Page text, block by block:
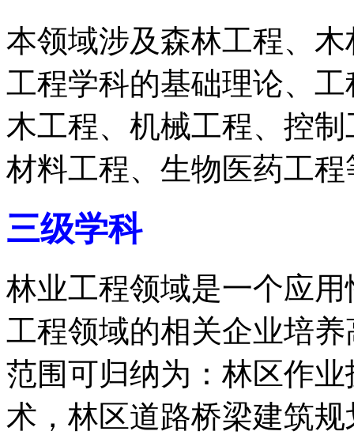
本领域涉及森林工程、
工程学科的基础理论、
木工程、机械工程、控
材料工程、生物医药工
三级学科
林业工程领域是一个应
工程领域的相关企业培
范围可归纳为：林区作
术，林区道路桥梁建筑